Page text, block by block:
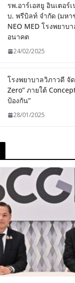
รพ.อาร์เอสยู อินเตอร์
บ. พรีบิลท์ จํากัด (มหา
NEO MED โรงพยาบ
อนาคต
24/02/2025
โรงพยาบาลวิภาวดี จั
Zero” ภายใต้
ป้องกัน”
28/01/2025